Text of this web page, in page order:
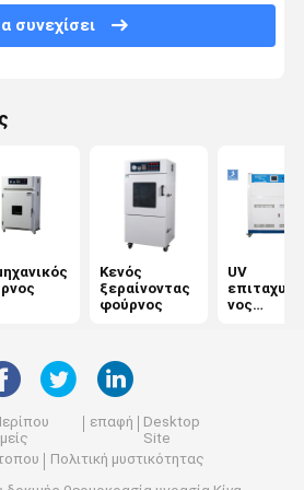
δοκιμής
καουτσούκ
ψεκασμού
συσκευασίας
δοκιμής
δοκιμής
συνεχίσει
Κενός
ξεραίνοντας
φούρνος
UV
νος
επαφή
Desktop
Site
Πολιτική μυστικότητας